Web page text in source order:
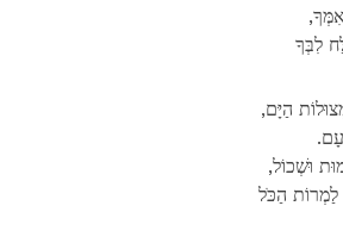
לִבְּךָ
הַיָּם
וּשְׁכוֹל
לַמְרוֹת הַכֹּל